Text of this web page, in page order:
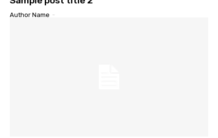
Author Name -